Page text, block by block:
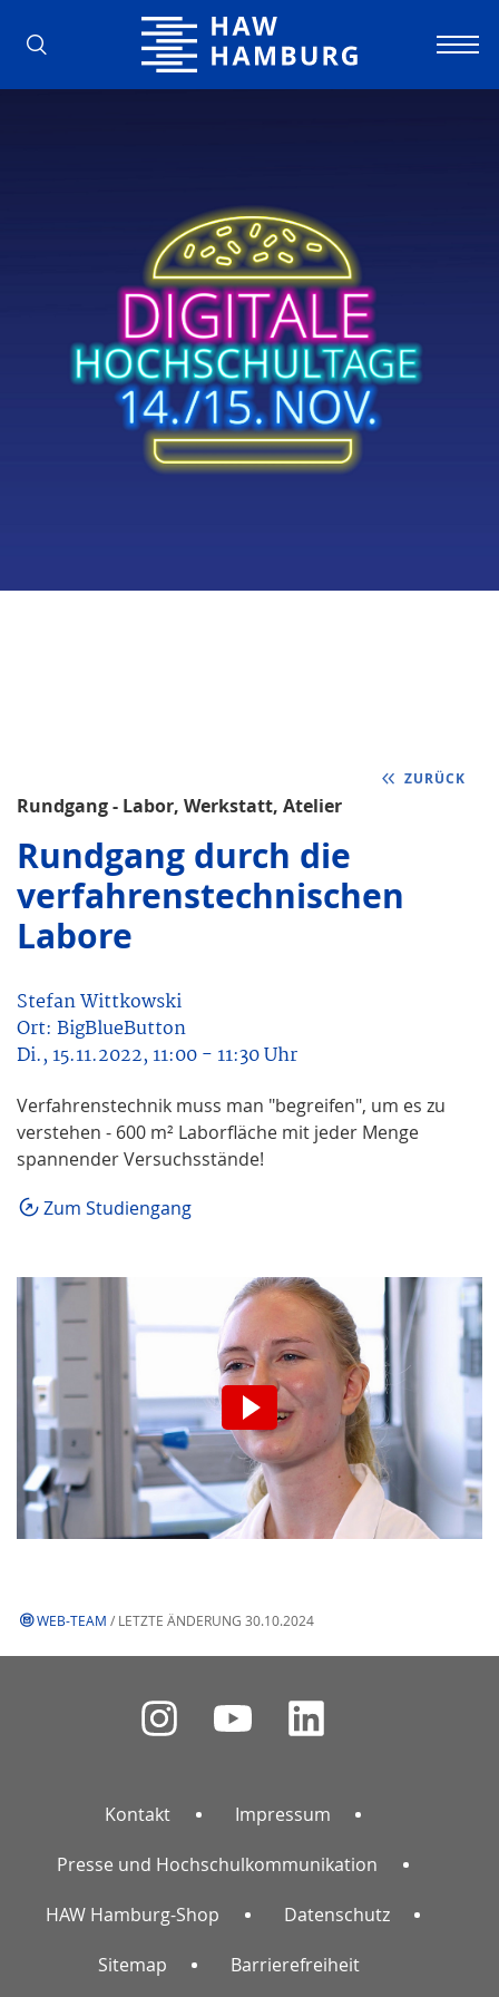
Hochschule für Angewandte
ZURÜCK
Rundgang - Labor, Werkstatt, Atelier
Rundgang durch die
verfahrenstechnischen
Labore
Stefan Wittkowski
Ort: BigBlueButton
Di., 15.11.2022, 11:00 - 11:30 Uhr
Verfahrenstechnik muss man "begreifen", um es zu
verstehen - 600 m² Laborfläche mit jeder Menge
spannender Versuchsstände!
Zum Studiengang
Wir möchten Sie darauf
hinweisen, dass nach der
Aktivierung Daten an den
jeweiligen Anbieter übermittelt
Video aktivieren.
WEB-TEAM / LETZTE ÄNDERUNG 30.10.2024
Kontakt Impressum
Presse und Hochschulkommunikation
HAW Hamburg-Shop Datenschutz
Sitemap Barrierefreiheit